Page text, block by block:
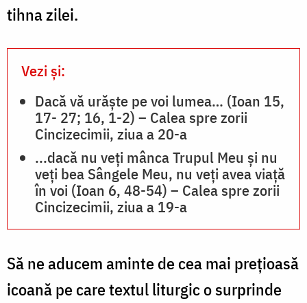
tihna zilei.
Vezi și:
Dacă vă urăște pe voi lumea… (Ioan 15,
17- 27; 16, 1-2) – Calea spre zorii
Cincizecimii, ziua a 20-a
...dacă nu veți mânca Trupul Meu și nu
veți bea Sângele Meu, nu veți avea viață
în voi (Ioan 6, 48-54) – Calea spre zorii
Cincizecimii, ziua a 19-a
Să ne aducem aminte de cea mai prețioasă
icoană pe care textul liturgic o surprinde